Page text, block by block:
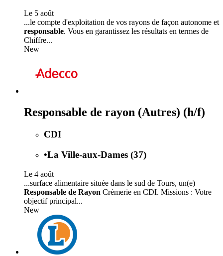
Le 5 août
...le compte d'exploitation de vos rayons de façon autonome et
responsable. Vous en garantissez les résultats en termes de
Chiffre...
New
Responsable de rayon (Autres) (h/f)
CDI
•La Ville-aux-Dames (37)
Le 4 août
...surface alimentaire située dans le sud de Tours, un(e)
Responsable de Rayon Crèmerie en CDI. Missions : Votre
objectif principal...
New